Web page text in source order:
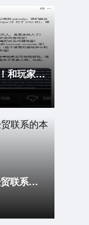
IGN给新游打分被喷！和玩家已经背道而驰了
酬酢部：中好意思经贸联系的本体是互利共赢